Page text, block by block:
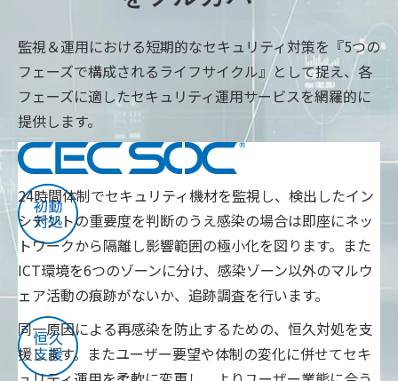
監視＆運用における短期的なセキュリティ対策を『5つの
フェーズで構成されるライフサイクル』として捉え、各
フェーズに適したセキュリティ運用サービスを網羅的に
提供します。
24時間体制でセキュリティ機材を監視し、検出したイン
シデントの重要度を判断のうえ感染の場合は即座にネッ
トワークから隔離し影響範囲の極小化を図ります。また
ICT環境を6つのゾーンに分け、感染ゾーン以外のマルウ
ェア活動の痕跡がないか、追跡調査を行います。
同一原因による再感染を防止するための、恒久対処を支
援します。またユーザー要望や体制の変化に併せてセキ